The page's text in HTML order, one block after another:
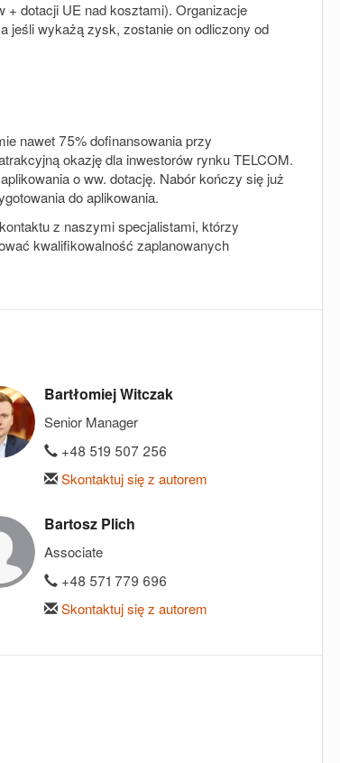
+ dotacji UE nad kosztami). Organizacje
jeśli wykażą zysk, zostanie on odliczony od
nawet 75% dofinansowania przy
okazję dla inwestorów rynku TELCOM.
o ww. dotację. Nabór kończy się już
do aplikowania.
z naszymi specjalistami, którzy
kwalifikowalność zaplanowanych
Bartłomiej Witczak
Senior Manager
+48 519 507 256
Skontaktuj się z autorem
Bartosz Plich
Associate
+48 571 779 696
Skontaktuj się z autorem